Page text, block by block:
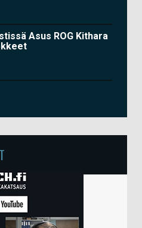
Asus ROG Kithara